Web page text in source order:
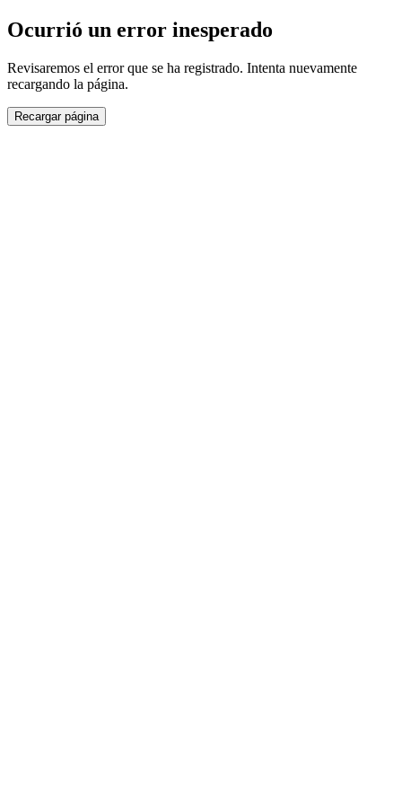
Ocurrió un error inesperado
Revisaremos el error que se ha registrado. Intenta nuevamente
recargando la página.
Recargar página